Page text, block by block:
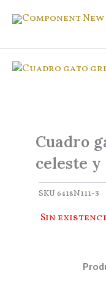
Cuadro
celeste
SKU 6418N111-3
Sin